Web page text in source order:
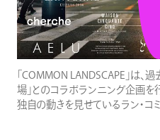
「COMMON LANDSCAPE」は、
場」とのコラボランニング企画を
独自の動きを見せているラン・コ